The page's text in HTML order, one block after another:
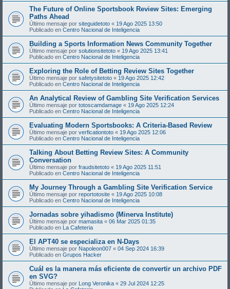
The Future of Online Sportsbook Review Sites: Emerging
Paths Ahead
Último mensaje por siteguidetoto « 19 Ago 2025 13:50
Publicado en Centro Nacional de Inteligencia
Building a Sports Information News Community Together
Último mensaje por solutionsitetoto « 19 Ago 2025 13:41
Publicado en Centro Nacional de Inteligencia
Exploring the Role of Betting Review Sites Together
Último mensaje por safetysitetoto « 19 Ago 2025 12:42
Publicado en Centro Nacional de Inteligencia
An Analytical Review of Gambling Site Verification Services
Último mensaje por totoscamdamage « 19 Ago 2025 12:24
Publicado en Centro Nacional de Inteligencia
Evaluating Modern Sportsbooks: A Criteria-Based Review
Último mensaje por verficationtoto « 19 Ago 2025 12:06
Publicado en Centro Nacional de Inteligencia
Talking About Betting Review Sites: A Community
Conversation
Último mensaje por fraudsitetoto « 19 Ago 2025 11:51
Publicado en Centro Nacional de Inteligencia
My Journey Through a Gambling Site Verification Service
Último mensaje por reportotosite « 19 Ago 2025 10:08
Publicado en Centro Nacional de Inteligencia
Jornadas sobre yihadismo (Minerva Institute)
Último mensaje por mamasita « 06 Mar 2025 01:35
Publicado en La Cafeteria
El APT40 se especializa en N-Days
Último mensaje por Napoleon007 « 04 Sep 2024 16:39
Publicado en Grupos Hacker
Cuál es la manera más eficiente de convertir un archivo PDF
en SVG?
Último mensaje por Long Veronika « 29 Jul 2024 12:25